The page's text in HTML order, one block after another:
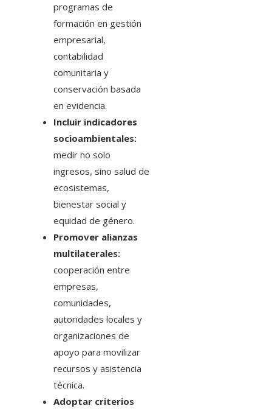
programas de
formación en gestión
empresarial,
contabilidad
comunitaria y
conservación basada
en evidencia.
Incluir indicadores
socioambientales:
medir no solo
ingresos, sino salud de
ecosistemas,
bienestar social y
equidad de género.
Promover alianzas
multilaterales:
cooperación entre
empresas,
comunidades,
autoridades locales y
organizaciones de
apoyo para movilizar
recursos y asistencia
técnica.
Adoptar criterios